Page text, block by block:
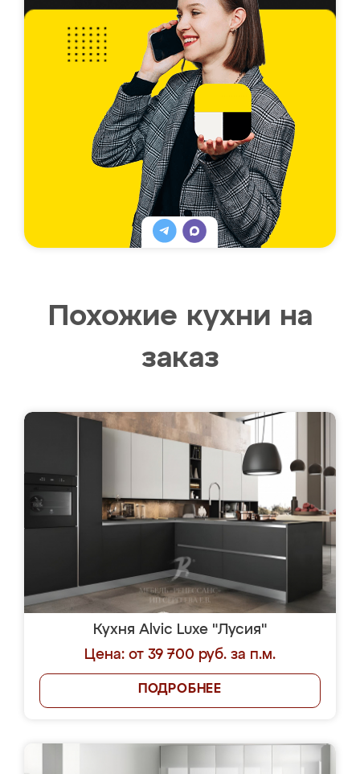
Похожие кухни на
заказ
Кухня Alvic Luxe "Лусия"
Цена: от 39 700 руб. за п.м.
ПОДРОБНЕЕ